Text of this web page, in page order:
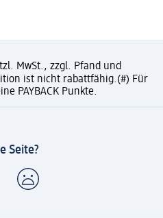
MwSt., zzgl. Pfand und
ist nicht rabattfähig.(#) Für
PAYBACK Punkte.
Seite?